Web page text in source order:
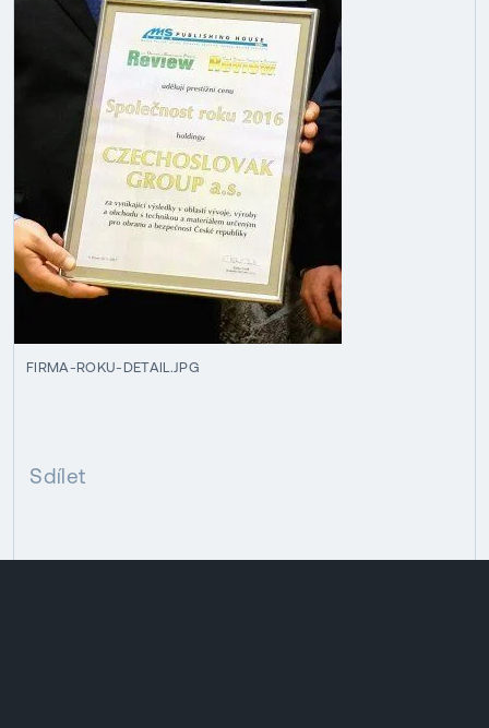
FIRMA-ROKU-DETAIL.JPG
Sdílet